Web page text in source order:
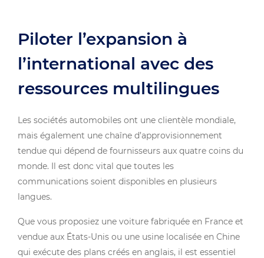
Piloter l’expansion à
l’international avec des
ressources multilingues
Les sociétés automobiles ont une clientèle mondiale,
mais également une chaîne d’approvisionnement
tendue qui dépend de fournisseurs aux quatre coins du
monde. Il est donc vital que toutes les
communications soient disponibles en plusieurs
langues.
Que vous proposiez une voiture fabriquée en France et
vendue aux États-Unis ou une usine localisée en Chine
qui exécute des plans créés en anglais, il est essentiel